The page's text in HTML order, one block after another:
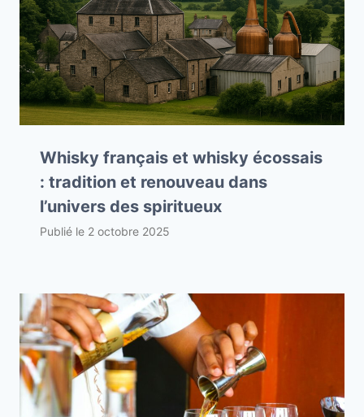
Whisky français et whisky écossais
: tradition et renouveau dans
l’univers des spiritueux
Publié le 2 octobre 2025